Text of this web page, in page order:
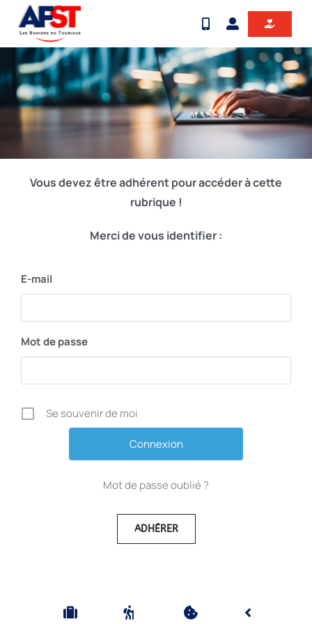
Passer
contenu
Vous devez être adhérent pour accéder à cette
rubrique !
Merci de vous identifier :
E-mail
Mot de passe
Se souvenir de moi
Mot de passe oublié ?
ADHÉRER